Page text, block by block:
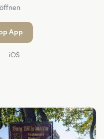
App
iOS